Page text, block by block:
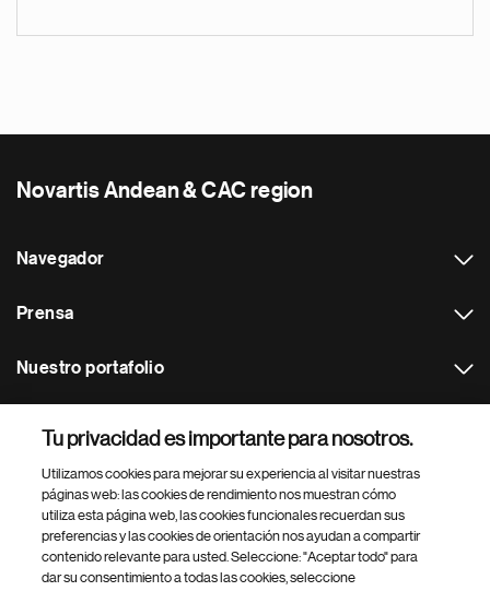
Novartis Andean & CAC region
Navegador
Prensa
Nuestro portafolio
Footer Site Search
Tu privacidad es importante para nosotros.
Utilizamos cookies para mejorar su experiencia al visitar nuestras
páginas web: las cookies de rendimiento nos muestran cómo
utiliza esta página web, las cookies funcionales recuerdan sus
preferencias y las cookies de orientación nos ayudan a compartir
contenido relevante para usted. Seleccione: "Aceptar todo" para
dar su consentimiento a todas las cookies, seleccione